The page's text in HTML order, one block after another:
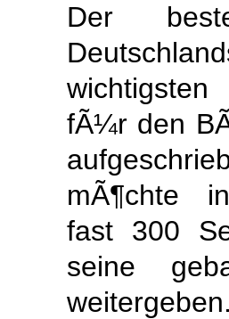
Der
fÃ¼r den
mÃ¶chte
fast 300
seine